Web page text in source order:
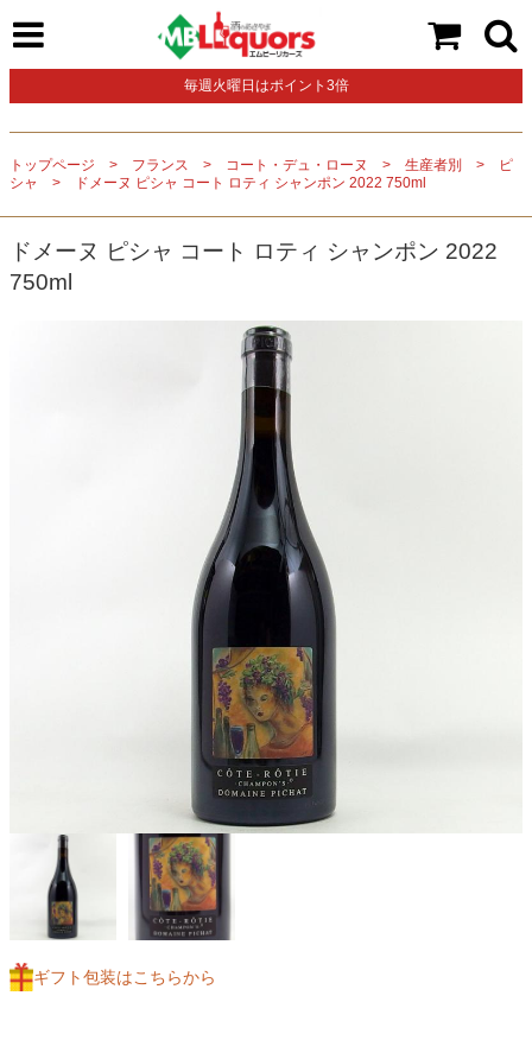
毎週火曜日はポイント3倍
トップページ フランス コート・デュ・ローヌ 生産者別
ピ
シャ
ドメーヌ ピシャ コート ロティ シャンポン 2022 750ml
ドメーヌ ピシャ コート ロティ シャンポン 2022
750ml
ギフト包装はこちらから